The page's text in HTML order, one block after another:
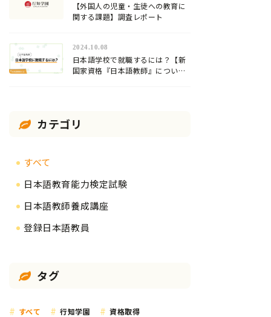
【外国人の児童・生徒への教育に
関する課題】調査レポート
2024.10.08
日本語学校で就職するには？【新
国家資格『日本語教師』について
カテゴリ
すべて
日本語教育能力検定試験
日本語教師養成講座
登録日本語教員
タグ
すべて 行知学園 資格取得